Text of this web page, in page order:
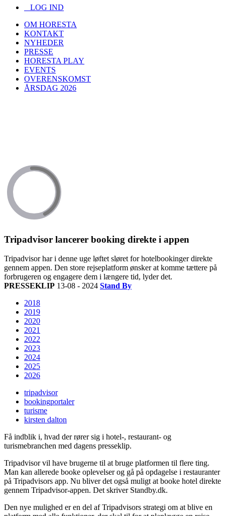
LOG IND
OM HORESTA
KONTAKT
NYHEDER
PRESSE
HORESTA PLAY
EVENTS
OVERENSKOMST
ÅRSDAG 2026
Tripadvisor lancerer booking direkte i appen
Tripadvisor har i denne uge løftet sløret for hotelbookinger direkte
gennem appen. Den store rejseplatform ønsker at komme tættere på
forbrugeren og engagere dem i længere tid, lyder det.
PRESSEKLIP 13-08 - 2024 Stand By
2018
2019
2020
2021
2022
2023
2024
2025
2026
tripadvisor
bookingportaler
turisme
kirsten dalton
Få indblik i, hvad der rører sig i hotel-, restaurant- og
turismebranchen med dagens presseklip.
Tripadvisor vil have brugerne til at bruge platformen til flere ting.
Man kan allerede booke oplevelser og gå på opdagelse i restauranter
på Tripadvisors app. Nu bliver det også muligt at booke hotel direkte
gennem Tripadvisor-appen. Det skriver Standby.dk.
Den nye mulighed er en del af Tripadvisors strategi om at blive en